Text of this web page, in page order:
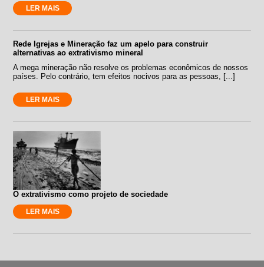
LER MAIS
Rede Igrejas e Mineração faz um apelo para construir
alternativas ao extrativismo mineral
A mega mineração não resolve os problemas econômicos de nossos
países. Pelo contrário, tem efeitos nocivos para as pessoas, [...]
LER MAIS
O extrativismo como projeto de sociedade
LER MAIS